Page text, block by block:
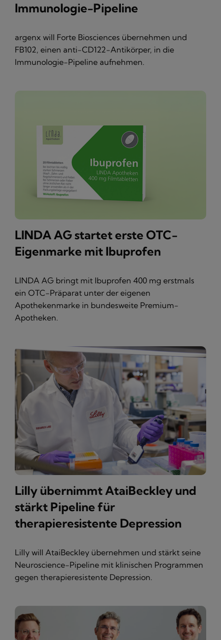
Immunologie-Pipeline
argenx will Forte Biosciences übernehmen und
FB102, einen anti-CD122-Antikörper, in die
Immunologie-Pipeline aufnehmen.
LINDA AG startet erste OTC-
Eigenmarke mit Ibuprofen
LINDA AG bringt mit Ibuprofen 400 mg erstmals
ein OTC-Präparat unter der eigenen
Apothekenmarke in bundesweite Premium-
Apotheken.
Lilly übernimmt AtaiBeckley und
stärkt Pipeline für
therapieresistente Depression
Lilly will AtaiBeckley übernehmen und stärkt seine
Neuroscience-Pipeline mit klinischen Programmen
gegen therapieresistente Depression.